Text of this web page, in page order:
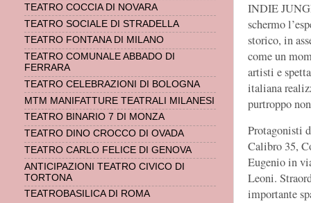
INDIE
schermo
storico, in
come un
artisti e
italiana
purtroppo
Protagonisti
Calibro 35,
Eugenio in
Leoni.
importante
TEATRO COCCIA DI NOVARA
TEATRO SOCIALE DI STRADELLA
TEATRO FONTANA DI MILANO
TEATRO COMUNALE ABBADO DI
FERRARA
TEATRO CELEBRAZIONI DI BOLOGNA
MTM MANIFATTURE TEATRALI MILANESI
TEATRO BINARIO 7 DI MONZA
TEATRO DINO CROCCO DI OVADA
TEATRO CARLO FELICE DI GENOVA
ANTICIPAZIONI TEATRO CIVICO DI
TORTONA
TEATROBASILICA DI ROMA